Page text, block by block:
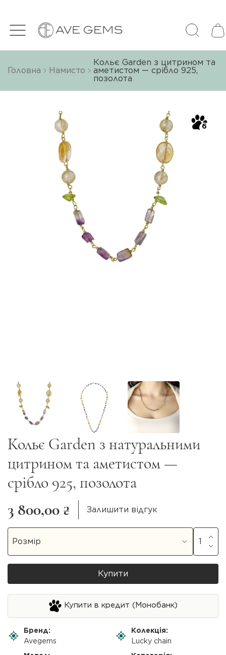
Головна Намисто
Кольє Garden з цитрином та
аметистом — срібло 925,
позолота
6
Кольє Garden з натуральними
цитрином та аметистом —
срібло 925, позолота
3 800,00 ₴
Залишити відгук
Купити
Купити в кредит (Монобанк)
Бренд:
Avegems
Колекція:
Lucky chain